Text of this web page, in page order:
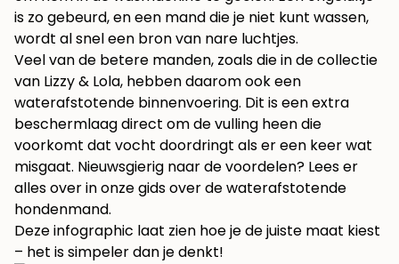
is zo gebeurd, en een mand die je niet kunt wassen,
wordt al snel een bron van nare luchtjes.
Veel van de betere manden, zoals die in de collectie
van Lizzy & Lola, hebben daarom ook een
waterafstotende binnenvoering. Dit is een extra
beschermlaag direct om de vulling heen die
voorkomt dat vocht doordringt als er een keer wat
misgaat. Nieuwsgierig naar de voordelen? Lees er
alles over in onze gids over dewaterafstotende
hondenmand.
Deze infographic laat zien hoe je de juiste maat kiest
– het is simpeler dan je denkt!